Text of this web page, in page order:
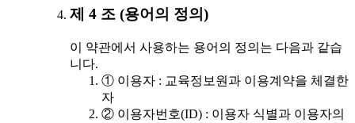
제 4 조 (용어의 정의)
이 약관에서 사용하는 용어의 정의는 다음과 같습
니다.
① 이용자 : 교육정보원과 이용계약을 체결한
자
② 이용자번호(ID) : 이용자 식별과 이용자의